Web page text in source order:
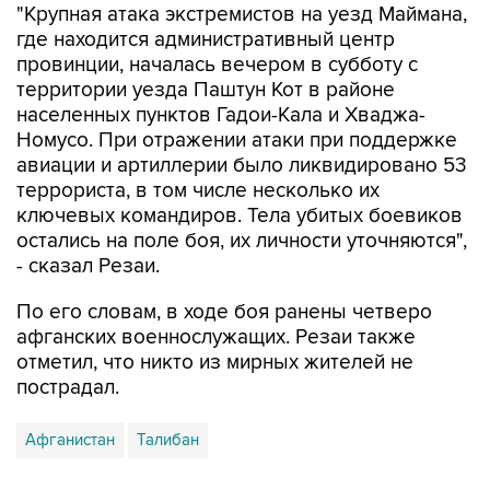
"Крупная атака экстремистов на уезд Маймана,
где находится административный центр
провинции, началась вечером в субботу с
территории уезда Паштун Кот в районе
населенных пунктов Гадои-Кала и Хваджа-
Номусо. При отражении атаки при поддержке
авиации и артиллерии было ликвидировано 53
террориста, в том числе несколько их
ключевых командиров. Тела убитых боевиков
остались на поле боя, их личности уточняются",
- сказал Резаи.
По его словам, в ходе боя ранены четверо
афганских военнослужащих. Резаи также
отметил, что никто из мирных жителей не
пострадал.
Афганистан Талибан